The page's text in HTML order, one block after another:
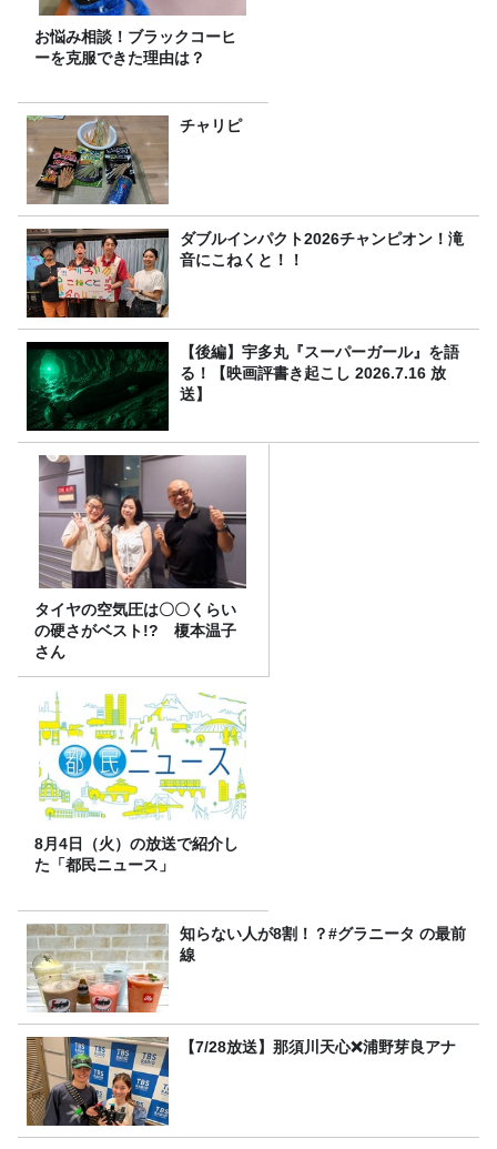
お悩み相談！ブラックコーヒ
ーを克服できた理由は？
チャリピ
ダブルインパクト2026チャンピオン！滝
音にこねくと！！
【後編】宇多丸『スーパーガール』を語
る！【映画評書き起こし 2026.7.16 放
送】
タイヤの空気圧は〇〇くらい
の硬さがベスト!? 榎本温子
さん
8月4日（火）の放送で紹介し
た「都民ニュース」
知らない人が8割！？#グラニータ の最前
線
【7/28放送】那須川天心❌浦野芽良アナ